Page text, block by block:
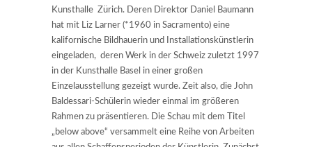
Kunsthalle Zürich. Deren Direktor Daniel Baumann
hat mit Liz Larner (*1960 in Sacramento) eine
kalifornische Bildhauerin und Installationskünstlerin
eingeladen, deren Werk in der Schweiz zuletzt 1997
in der Kunsthalle Basel in einer großen
Einzelausstellung gezeigt wurde. Zeit also, die John
Baldessari-Schülerin wieder einmal im größeren
Rahmen zu präsentieren. Die Schau mit dem Titel
„below above“ versammelt eine Reihe von Arbeiten